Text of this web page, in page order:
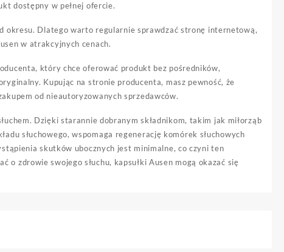
dostępny w pełnej ofercie.
okresu. Dlatego warto regularnie sprawdzać stronę internetową,
w atrakcyjnych cenach.
który chce oferować produkt bez pośredników,
Kupując na stronie producenta, masz pewność, że
od nieautoryzowanych sprzedawców.
Dzięki starannie dobranym składnikom, takim jak miłorząb
słuchowego, wspomaga regenerację komórek słuchowych
skutków ubocznych jest minimalne, co czyni ten
o zdrowie swojego słuchu, kapsułki Ausen mogą okazać się